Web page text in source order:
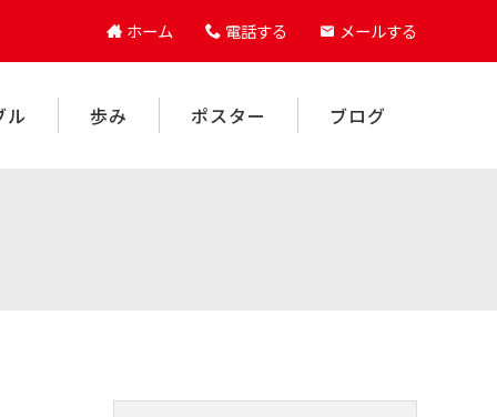
ホーム 電話する メールする
ル 歩み ポスター ブログ